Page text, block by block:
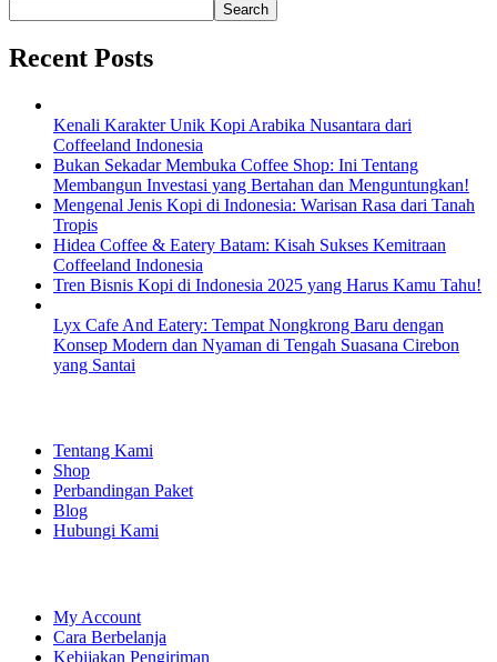
Search
Recent Posts
Kenali Karakter Unik Kopi Arabika Nusantara dari
Coffeeland Indonesia
Bukan Sekadar Membuka Coffee Shop: Ini Tentang
Membangun Investasi yang Bertahan dan Menguntungkan!
Mengenal Jenis Kopi di Indonesia: Warisan Rasa dari Tanah
Tropis
Hidea Coffee & Eatery Batam: Kisah Sukses Kemitraan
Coffeeland Indonesia
Tren Bisnis Kopi di Indonesia 2025 yang Harus Kamu Tahu!
Lyx Cafe And Eatery: Tempat Nongkrong Baru dengan
Konsep Modern dan Nyaman di Tengah Suasana Cirebon
yang Santai
Tentang Kami
Shop
Perbandingan Paket
Blog
Hubungi Kami
My Account
Cara Berbelanja
Kebijakan Pengiriman